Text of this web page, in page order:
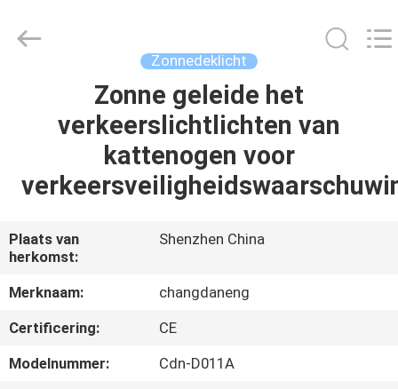
PRODUCTEN
ONS
FABRIEKSRONDLEIDING
KWALITEITSCONTROLE
Ltd..
Zonnedeklicht
Zonne geleide het
verkeerslichtlichten van
kattenogen voor
Plaats van
herkomst:
Shenzhen China
Merknaam:
changdaneng
Certificering:
CE
Modelnummer:
Cdn-D011A